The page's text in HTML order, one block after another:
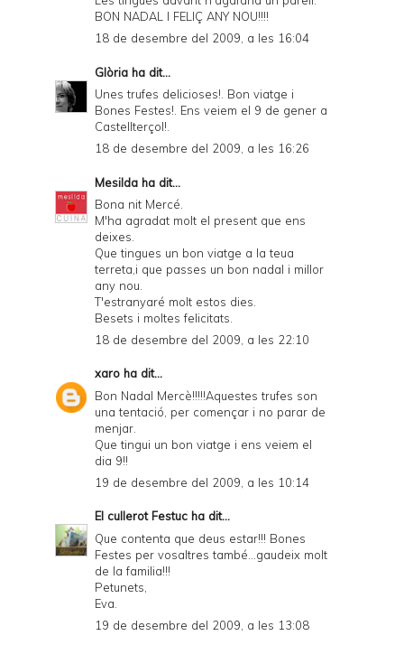
BON NADAL I FELIÇ ANY NOU!!!!
18 de desembre del 2009, a les 16:04
Glòria ha dit...
Unes trufes delicioses!. Bon viatge i
Bones Festes!. Ens veiem el 9 de gener a
Castellterçol!.
18 de desembre del 2009, a les 16:26
Mesilda ha dit...
Bona nit Mercé.
M'ha agradat molt el present que ens
deixes.
Que tingues un bon viatge a la teua
terreta,i que passes un bon nadal i millor
any nou.
T'estranyaré molt estos dies.
Besets i moltes felicitats.
18 de desembre del 2009, a les 22:10
xaro ha dit...
Bon Nadal Mercè!!!!!Aquestes trufes son
una tentació, per començar i no parar de
menjar.
Que tingui un bon viatge i ens veiem el
dia 9!!
19 de desembre del 2009, a les 10:14
El cullerot Festuc ha dit...
Que contenta que deus estar!!! Bones
Festes per vosaltres també...gaudeix molt
de la familia!!!
Petunets,
Eva.
19 de desembre del 2009, a les 13:08